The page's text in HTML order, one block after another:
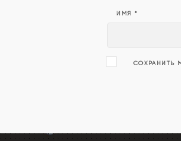
ИМЯ *
СОХРАНИТЬ